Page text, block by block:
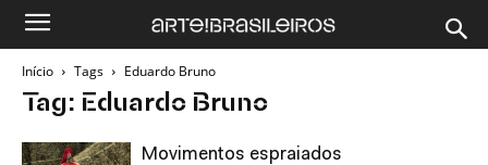
Início Tags Eduardo Bruno
Tag: Eduardo Bruno
Movimentos espraiados